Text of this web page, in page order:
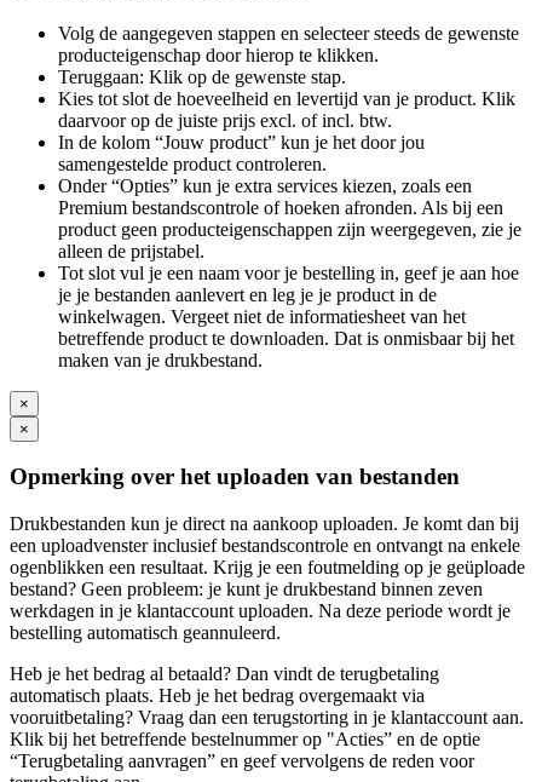
Volg de aangegeven stappen en selecteer steeds de gewenste
producteigenschap door hierop te klikken.
Teruggaan: Klik op de gewenste stap.
Kies tot slot de hoeveelheid en levertijd van je product. Klik
daarvoor op de juiste prijs excl. of incl. btw.
In de kolom “Jouw product” kun je het door jou
samengestelde product controleren.
Onder “Opties” kun je extra services kiezen, zoals een
Premium bestandscontrole of hoeken afronden. Als bij een
product geen producteigenschappen zijn weergegeven, zie je
alleen de prijstabel.
Tot slot vul je een naam voor je bestelling in, geef je aan hoe
je je bestanden aanlevert en leg je je product in de
winkelwagen. Vergeet niet de informatiesheet van het
betreffende product te downloaden. Dat is onmisbaar bij het
maken van je drukbestand.
×
×
Opmerking over het uploaden van bestanden
Drukbestanden kun je direct na aankoop uploaden. Je komt dan bij
een uploadvenster inclusief bestandscontrole en ontvangt na enkele
ogenblikken een resultaat. Krijg je een foutmelding op je geüploade
bestand? Geen probleem: je kunt je drukbestand binnen zeven
werkdagen in je klantaccount uploaden. Na deze periode wordt je
bestelling automatisch geannuleerd.
Heb je het bedrag al betaald? Dan vindt de terugbetaling
automatisch plaats. Heb je het bedrag overgemaakt via
vooruitbetaling? Vraag dan een terugstorting in je klantaccount aan.
Klik bij het betreffende bestelnummer op "Acties” en de optie
“Terugbetaling aanvragen” en geef vervolgens de reden voor